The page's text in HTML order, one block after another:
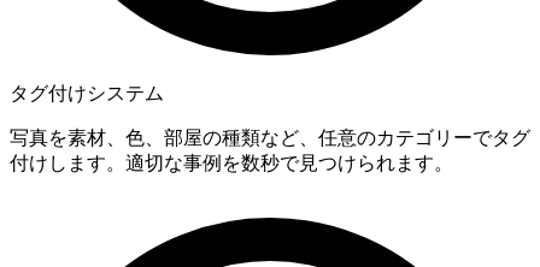
タグ付けシステム
写真を素材、色、部屋の種類など、任意のカテゴリーでタグ
付けします。適切な事例を数秒で見つけられます。